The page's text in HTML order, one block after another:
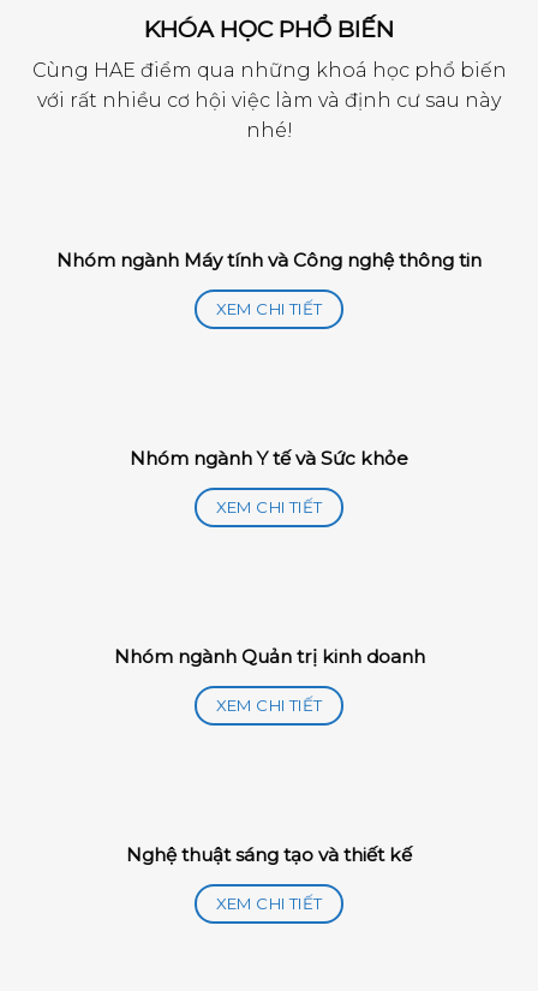
KHÓA HỌC PHỔ BIẾN
Cùng HAE điểm qua những khoá học phổ biến
với rất nhiều cơ hội việc làm và định cư sau này
nhé!
Nhóm ngành Máy tính và Công nghệ thông tin
XEM CHI TIẾT
Nhóm ngành Y tế và Sức khỏe
XEM CHI TIẾT
Nhóm ngành Quản trị kinh doanh
XEM CHI TIẾT
Nghệ thuật sáng tạo và thiết kế
XEM CHI TIẾT